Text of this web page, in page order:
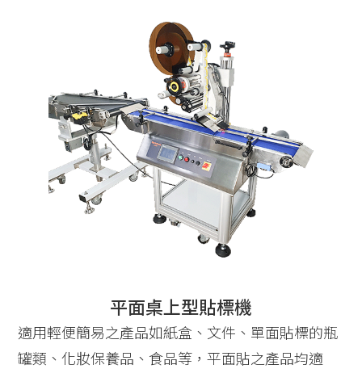
平面桌上型貼標機
適用輕便簡易之產品如紙盒、文件、單面貼標的瓶
罐類、化妝保養品、食品等，平面貼之產品均適